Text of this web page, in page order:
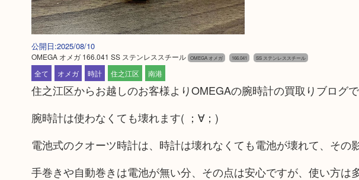
公開日:2025/08/10
OMEGA オメガ 166.041 SS ステンレススチール OMEGA オメガ 166.041 SS ステンレススチール
全て オメガ 時計 住之江区 南港
住之江区からお越しのお客様よりOMEGAの腕時計の買取りブログで
腕時計は使わなくても壊れます( ；∀；)
電池式のクオーツ時計は、時計は壊れなくても電池が壊れて、その
手巻きや自動巻きは電池が無い分、その点は安心ですが、使い方は